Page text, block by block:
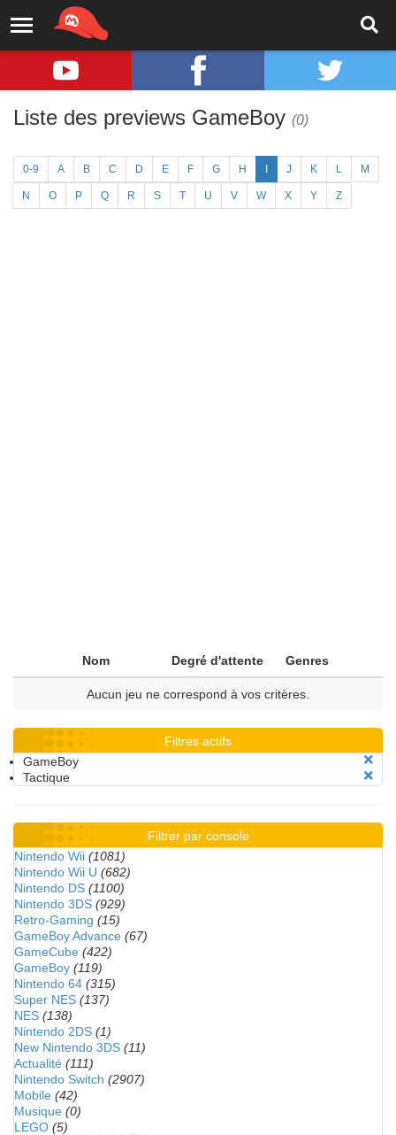
Liste des previews GameBoy (0)
0-9 A B C D E F G H J K L M
N O P Q R S T U V W X Y Z
Nom Degré d'attente Genres
Aucun jeu ne correspond à vos critères.
Filtres actifs
GameBoy
Tactique
Filtrer par console
Nintendo Wii (1081)
Nintendo Wii U (682)
Nintendo DS (1100)
Nintendo 3DS (929)
Retro-Gaming (15)
GameBoy Advance (67)
GameCube (422)
GameBoy (119)
Nintendo 64 (315)
Super NES (137)
NES (138)
Nintendo 2DS (1)
New Nintendo 3DS (11)
Actualité (111)
Nintendo Switch (2907)
Mobile (42)
Musique (0)
LEGO (5)